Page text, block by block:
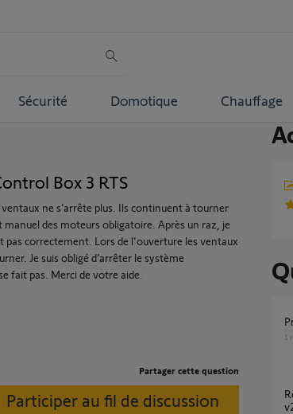
Sécurité Domotique Chauffage
Box 3 RTS
ne s’arrête plus. Ils continuent à tourner
des moteurs obligatoire. Après un raz, je
pas correctement. Lors de l'ouverture les ventaux
Je suis obligé d’arrêter le système
fait pas. Merci de votre aide.
Partager cette question
Participer au fil de discussion
1
Reappairage control box 3s io avec tahoma